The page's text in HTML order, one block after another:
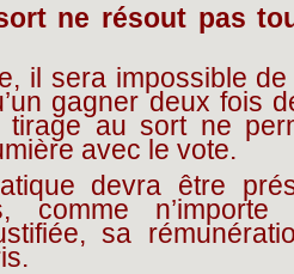
ne résout pas
il sera impossible
gagner deux fois
au sort ne
avec le vote.
devra être
comme
sa